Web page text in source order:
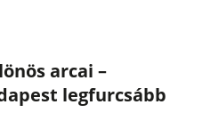
arcai –
legfurcsább